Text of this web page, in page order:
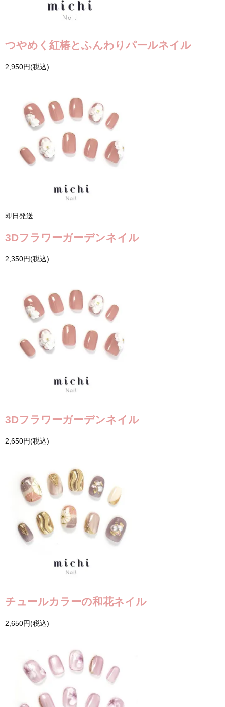
つやめく紅椿とふんわりパールネイル
2,950円(税込)
即日発送
3Dフラワーガーデンネイル
2,350円(税込)
3Dフラワーガーデンネイル
2,650円(税込)
チュールカラーの和花ネイル
2,650円(税込)